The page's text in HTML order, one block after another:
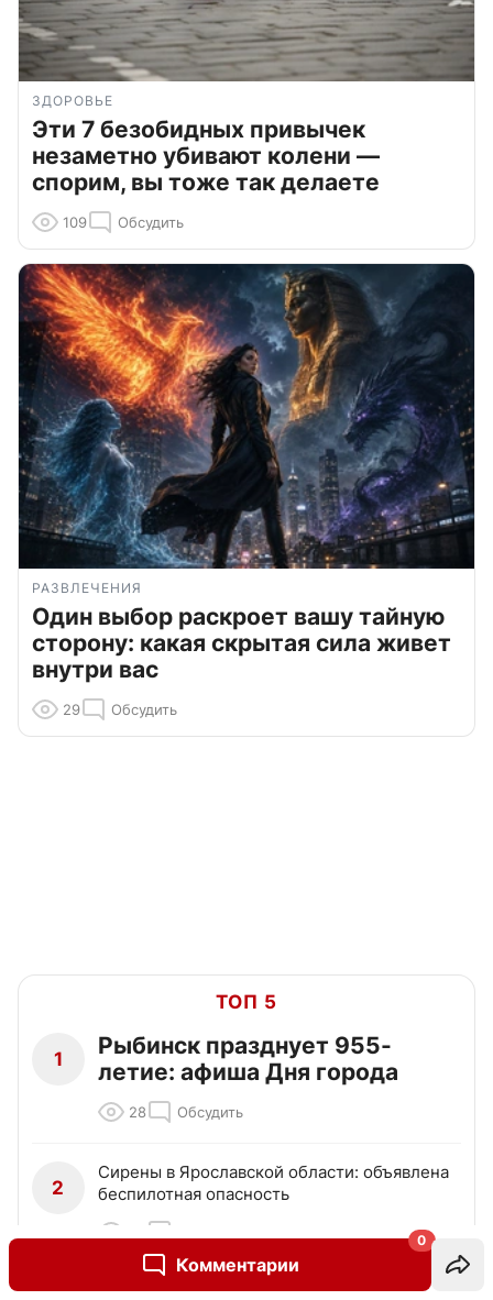
Комментарии
0
ЗДОРОВЬЕ
Эти 7 безобидных привычек
незаметно убивают колени —
спорим, вы тоже так делаете
109 Обсудить
РАЗВЛЕЧЕНИЯ
Один выбор раскроет вашу тайную
сторону: какая скрытая сила живет
внутри вас
29 Обсудить
ТОП 5
1
Рыбинск празднует 955-
летие: афиша Дня города
28 Обсудить
2
Сирены в Ярославской области: объявлена
беспилотная опасность
Каршеринговый автомобиль разбит в ДТП